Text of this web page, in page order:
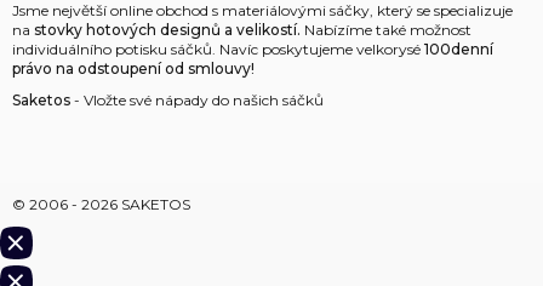
Jsme největší online obchod s materiálovými sáčky, který se specializuje
na stovky hotových designů a velikostí. Nabízíme také možnost
individuálního potisku sáčků. Navíc poskytujeme velkorysé 100denní
právo na odstoupení od smlouvy!
Saketos - Vložte své nápady do našich sáčků
© 2006 - 2026 SAKETOS